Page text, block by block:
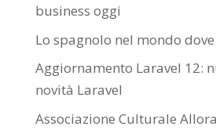
business oggi
Lo spagnolo nel mondo
Aggiornamento Laravel 12:
novità Laravel
Associazione Culturale